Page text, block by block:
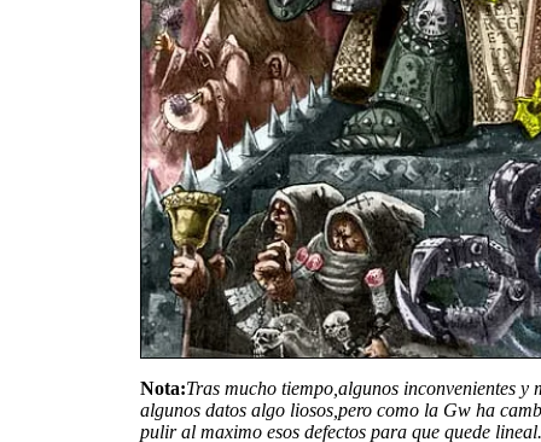
Nota:Tras mucho tiempo,algunos inconvenientes
algunos datos algo liosos,pero como la Gw ha
pulir al maximo esos defectos para que quede lineal.